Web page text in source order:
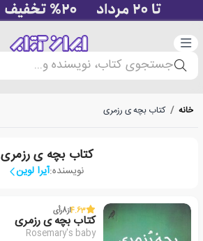
دسته‌بندی
جستجوی کتاب، نویسنده و...
خانه / کتاب بچه ی رزمری
کتاب بچه ی رزمری
نویسنده:آیرا لوین
4.63از8رأی
کتاب بچه ی رزمری
Rosemary's baby